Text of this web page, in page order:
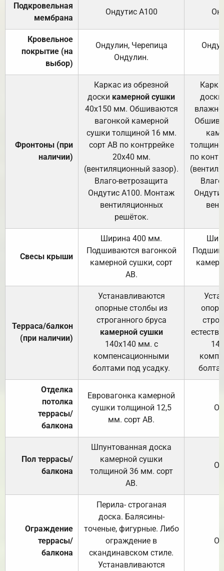
Подкровельная
мембрана
Ондутис А100
Кровельное
покрытие (на
выбор)
Ондулин, Черепица
Ондулин.
Фронтоны (при
наличии)
Каркас из обрезной
доски камерной сушки
40х150 мм. Обшиваются
вагонкой камерной
сушки толщиной 16 мм.
сорт АВ по контррейке
20х40 мм.
(вентиляционный зазор).
Влаго-ветрозащита
Ондутис А100. Монтаж
вентиляционных
решёток.
доски
по
Свесы крыши
Ширина 400 мм.
Подшиваются вагонкой
камерной сушки, сорт
АВ.
Терраса/балкон
(при наличии)
Устанавливаются
опорные столбы из
строганного бруса
камерной сушки
140х140 мм. с
компенсационными
болтами под усадку.
Отделка
потолка
террасы/
балкона
Евровагонка камерной
сушки толщиной 12,5
мм. сорт АВ.
Пол террасы/
балкона
Шпунтованная доска
камерной сушки
толщиной 36 мм. сорт
АВ.
Ограждение
террасы/
балкона
Перила- строганая
доска. Балясины-
точеные, фигурные. Либо
ограждение в
скандинавском стиле.
Устанавливаются